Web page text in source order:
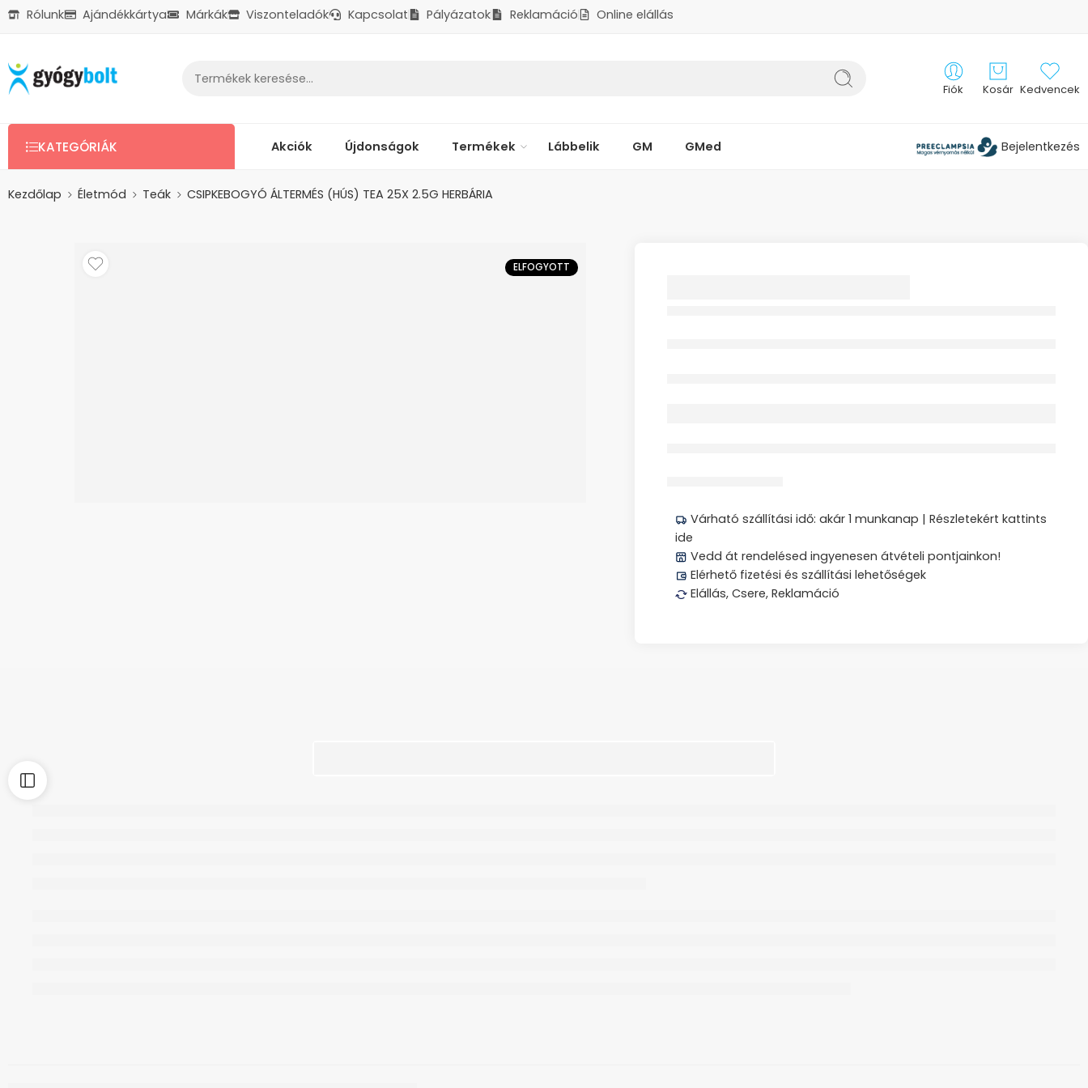
Rólunk Ajándékkártya Márkák Viszonteladók Kapcsolat Pályázatok Reklamáció
Online elállás
Fiók Kosár Kedvencek
KATEGÓRIÁK Akciók Újdonságok Termékek Lábbelik GM GMed Bejelentkezés
Kezdőlap Életmód Teák CSIPKEBOGYÓ ÁLTERMÉS (HÚS) TEA 25X 2.5G HERBÁRIA
ELFOGYOTT
Várható szállítási idő: akár 1 munkanap | Részletekért kattints
ide
Vedd át rendelésed ingyenesen átvételi pontjainkon!
Elérhető fizetési és szállítási lehetőségek
Elállás, Csere, Reklamáció